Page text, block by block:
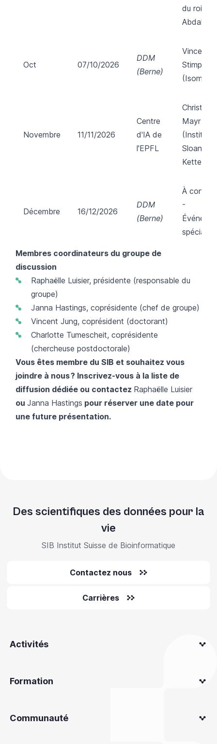
du roi
Abdallah)
Oct 07/10/2026
DDM
(Berne)
Vincent
Stimper
Novembre 11/11/2026
Centre
d'IA de
l'EPFL
Christine
Mayr
(Institut
Sloan
Kettering)
Décembre 16/12/2026
DDM
(Berne)
À
-
spécial
Membres coordinateurs du groupe de
discussion
Raphaëlle Luisier, présidente (responsable du
groupe)
Janna Hastings, coprésidente (chef de groupe)
Vincent Jung, coprésident (doctorant)
Charlotte Tumescheit, coprésidente
(chercheuse postdoctorale)
Vous êtes membre du SIB et souhaitez vous
joindre à nous ? Inscrivez-vous à la liste de
diffusion dédiée ou contactez Raphaëlle Luisier
ou Janna Hastings pour réserver une date pour
une future présentation.
Des scientifiques des données pour la
vie
SIB Institut Suisse de Bioinformatique
Contactez nous
Carrières
Activités
Formation
Communauté